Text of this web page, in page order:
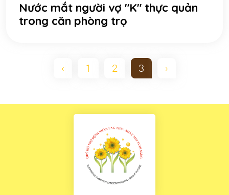
Nước mắt người vợ "K" thực quản
trong căn phòng trọ
‹ 1 2 3 ›